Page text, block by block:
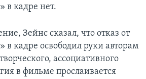
в кадре нет.
Зейнс сказал, что отказ от
в кадре освободил руки авторам
ассоциативного
в фильме прослаивается